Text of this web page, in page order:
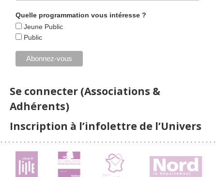
Quelle programmation vous intéresse ?
Jeune Public
Public
Se connecter (Associations &
Adhérents)
Inscription à l’infolettre de l’Univers